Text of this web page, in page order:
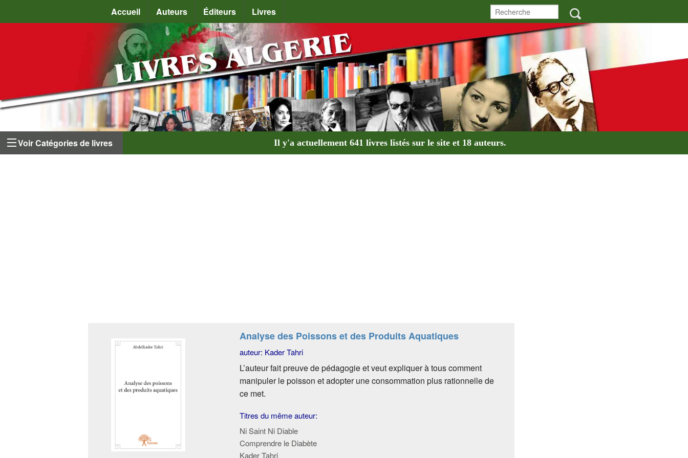
Accueil Auteurs Éditeurs Livres
Voir Catégories de livres Il y'a actuellement 641 livreslistés sur le site et 18 auteurs.
Analyse des Poissons et des Produits Aquatiques
auteur: Kader Tahri
L’auteur fait preuve de pédagogie et veut expliquer à tous comment
manipuler le poisson et adopter une consommation plus rationnelle de
ce met.
Titres du même auteur:
Ni Saint Ni Diable
Comprendre le Diabète
Kader Tahri